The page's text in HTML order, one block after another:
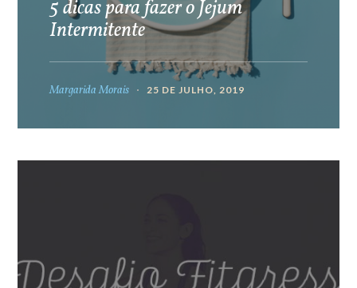
5 dicas para fazer o Jejum
Intermitente
Margarida Morais 25 DE JULHO, 2019